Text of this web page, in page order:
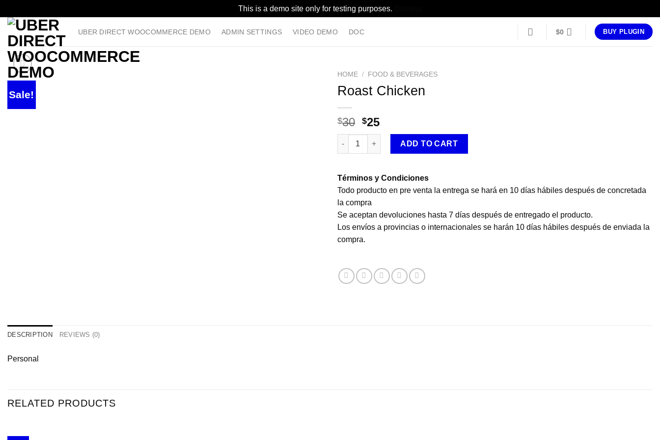
This is a demo site only for testing purposes.
Skip
content
UBER DIRECT WOOCOMMERCE DEMO ADMIN SETTINGS VIDEO DEMO DOC $0 BUY PLUGIN
Sale!
HOME / FOOD & BEVERAGES
Roast Chicken
$30 Original
price
was:
$30.
$25Current
price
$25.
Roast Chicken quantity
ADD TO CART
Términos y Condiciones
Todo producto en pre venta la entrega se hará en 10 días hábiles después de concretada
la compra
Se aceptan devoluciones hasta 7 días después de entregado el producto.
Los envíos a provincias o internacionales se harán 10 días hábiles después de enviada la
compra.
DESCRIPTION REVIEWS (0)
Personal
RELATED PRODUCTS